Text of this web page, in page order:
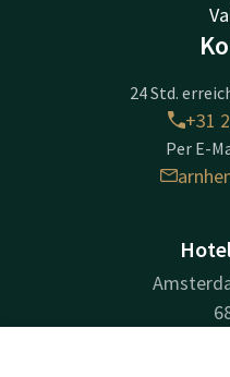
24 Std.
+31
Per E-